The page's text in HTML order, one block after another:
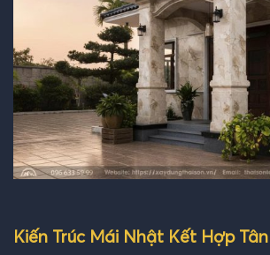
Kiến Trúc Mái Nhật Kết Hợp